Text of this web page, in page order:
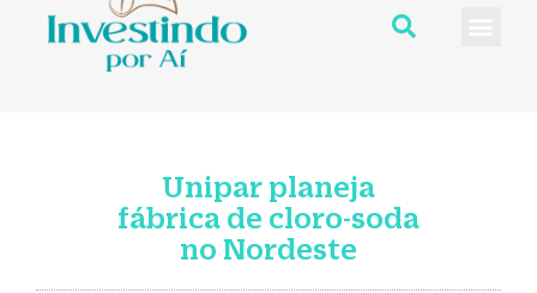
Unipar planeja
fábrica de cloro-soda
no Nordeste